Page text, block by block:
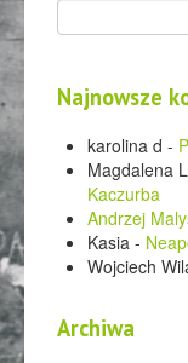
Najnowsze
karolina d -
Magdalena
Kaczurba
Andrzej
Kasia -
Wojciech
Archiwa